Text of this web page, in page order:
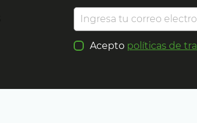
Acepto políticas de